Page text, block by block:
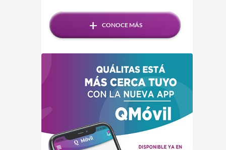
+ CONOCE MÁS